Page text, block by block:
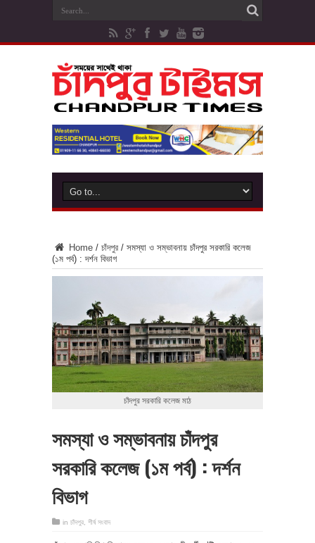
Home / চাঁদপুর / সমস্যা ও সম্ভাবনায় চাঁদপুর সরকারি কলেজ
(১ম পর্ব) : দর্শন বিভাগ
চাঁদপুর সরকারি কলেজ মাঠ
সমস্যা ও সম্ভাবনায় চাঁদপুর
সরকারি কলেজ (১ম পর্ব) : দর্শন
বিভাগ
in চাঁদপুর শীর্ষ সংবাদ